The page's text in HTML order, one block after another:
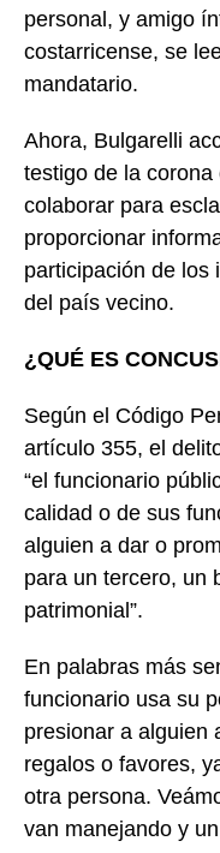
personal, y amigo
costarricense, se
mandatario.
Ahora, Bulgarelli
testigo de la
colaborar para
proporcionar
participación de los
del país vecino.
¿QUÉ ES
Según el Código
artículo 355, el
“el funcionario
calidad o de sus
alguien a dar o
para un tercero, un
patrimonial”.
En palabras más
funcionario usa su
presionar a alguien
regalos o favores,
otra persona.
van manejando y